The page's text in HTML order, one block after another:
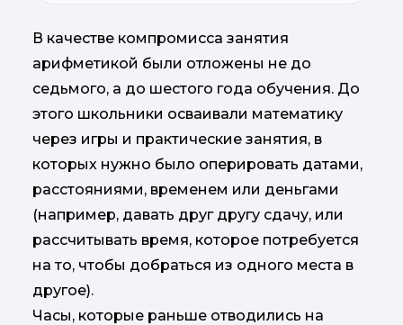
В качестве компромисса занятия
арифметикой были отложены не до
седьмого, а до шестого года обучения. До
этого школьники осваивали математику
через игры и практические занятия, в
которых нужно было оперировать датами,
расстояниями, временем или деньгами
(например, давать друг другу сдачу, или
рассчитывать время, которое потребуется
на то, чтобы добраться из одного места в
другое).
Часы, которые раньше отводились на